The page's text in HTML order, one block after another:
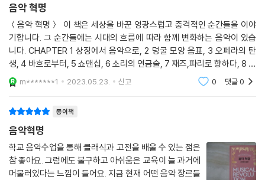
음악 혁명
＜음악 혁명＞ 이 책은 세상을 바꾼 영광스럽고 충격적인 순간들을 이야
기합니다. 그 순간들에는 시대의 흐름에 따라 함께 변화하는 음악이 있습
니다. CHAPTER 1 상징에서 음악으로, 2 덩굴 모양 음표, 3 오페라의 탄
생, 4 바흐로부터, 5 쇼맨십, 6 소리의 연금술, 7 재즈,파리로 향하다, 8 위
대한 침묵, 9 불협화음의 해방, 10 비밥, 11 마일스 어헤드, 12 가공 음악, 1
3 성에 대한
m*******1 2023.05.23. 신고 0 댓글0
종이책
음악혁명
학교 음악수업을 통해 클래식과 고전을 배울 수 있는 점은
참 좋아요. 그럼에도 불구하고 아쉬움은 교육이 늘 과거에
머물러있다는 느낌이 들어요. 지금 현재 어떤 음악 장르들